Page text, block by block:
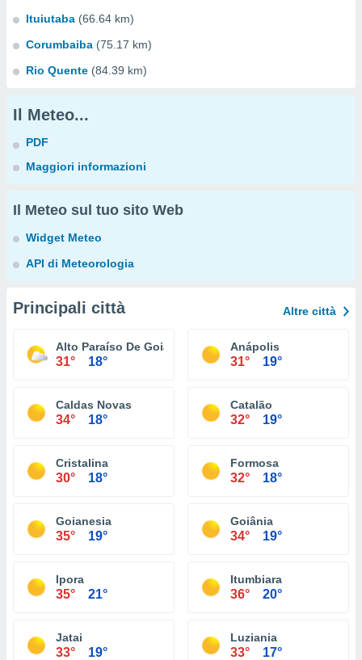
Ituiutaba (66.64 km)
Corumbaiba (75.17 km)
Rio Quente (84.39 km)
Il Meteo...
PDF
Maggiori informazioni
Il Meteo sul tuo sito Web
Widget Meteo
API di Meteorologia
Principali città Altre città
Alto Paraíso De Goiás
31° 18°
Anápolis
31° 19°
Caldas Novas
34° 18°
Catalão
32° 19°
Cristalina
30° 18°
Formosa
32° 18°
Goianesia
35° 19°
Goiânia
34° 19°
Ipora
35° 21°
Itumbiara
36° 20°
Jatai
33° 19°
Luziania
33° 17°